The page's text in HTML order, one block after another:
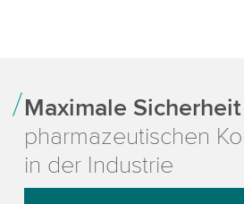
Maximale Sicherheit
pharmazeutischen
in der Industrie